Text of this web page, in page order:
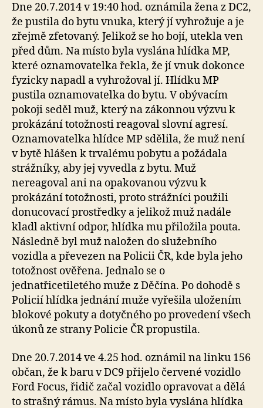
Dne 20.7.2014 v 19:40 hod. oznámila žena z DC2,
že pustila do bytu vnuka, který jí vyhrožuje a je
zřejmě zfetovaný. Jelikož se ho bojí, utekla ven
před dům. Na místo byla vyslána hlídka MP,
které oznamovatelka řekla, že jí vnuk dokonce
fyzicky napadl a vyhrožoval jí. Hlídku MP
pustila oznamovatelka do bytu. V obývacím
pokoji seděl muž, který na zákonnou výzvu k
prokázání totožnosti reagoval slovní agresí.
Oznamovatelka hlídce MP sdělila, že muž není
v bytě hlášen k trvalému pobytu a požádala
strážníky, aby jej vyvedla z bytu. Muž
nereagoval ani na opakovanou výzvu k
prokázání totožnosti, proto strážníci použili
donucovací prostředky a jelikož muž nadále
kladl aktivní odpor, hlídka mu přiložila pouta.
Následně byl muž naložen do služebního
vozidla a převezen na Policii ČR, kde byla jeho
totožnost ověřena. Jednalo se o
jednatřicetiletého muže z Děčína. Po dohodě s
Policií hlídka jednání muže vyřešila uložením
blokové pokuty a dotyčného po provedení všech
úkonů ze strany Policie ČR propustila.
Dne 20.7.2014 ve 4.25 hod. oznámil na linku 156
občan, že k baru v DC9 přijelo červené vozidlo
Ford Focus, řidič začal vozidlo opravovat a dělá
to strašný rámus. Na místo byla vyslána hlídka